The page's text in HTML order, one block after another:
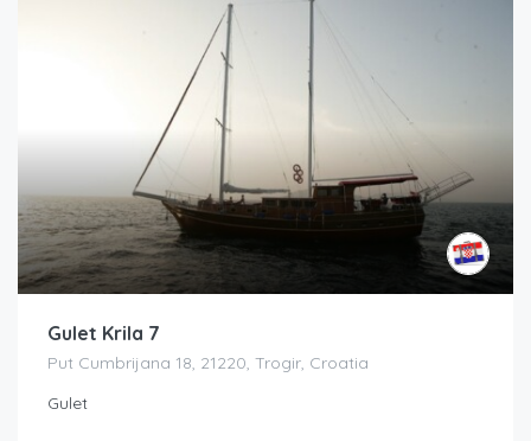
Gulet Krila 7
Put Cumbrijana 18, 21220, Trogir, Croatia
Gulet